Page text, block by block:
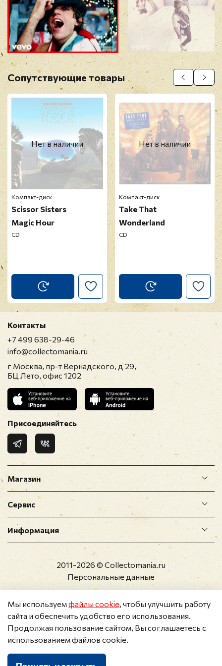
Прикрепить фото
Оставить отзыв
Перед публикацией отзывы проходят
модерацию
Сопутствующие товары
Нет в наличии
Компакт-диск
Scissor Sisters
Magic Hour
CD
Нет в наличии
Компакт-диск
Take That
Wonderland
CD
Магазин
Сервис
Информация
Контакты
+7 499 638-29-46
info@collectomania.ru
г Москва, пр-т Вернадского, д 29,
БЦ Лето, офис 1202
Присоединяйтесь
2011-2026 © Collectomania.ru
Персональные данные
Мы используемфайлы cookie, чтобы улучшить работу
сайта и обеспечить удобство его использования.
Продолжая пользование сайтом, Вы соглашаетесь с
использованием файлов cookie.